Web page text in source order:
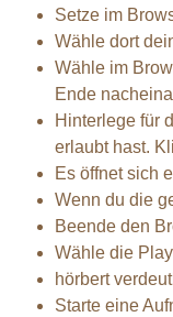
Setze im
Wähle dort
Wähle im
Ende
Hinterlege für
erlaubt hast.
Es öffnet sich
Wenn du die
Beende den
Wähle die
hörbert
Starte eine